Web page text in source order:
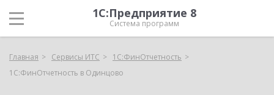
1С:Предприятие 8
Система программ
Главная Сервисы ИТС
1С:ФинОтчетность
1С:ФинОтчетность в Одинцово